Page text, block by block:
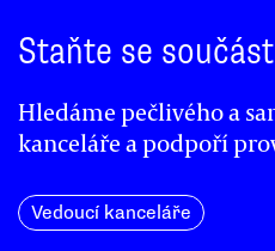
Staňte se
Hledáme pečlivého a
kanceláře a podpoří
Vedoucí kanceláře